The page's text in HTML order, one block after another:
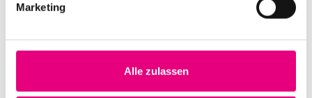
Marketing
Alle zulassen
Nightmares on Wax